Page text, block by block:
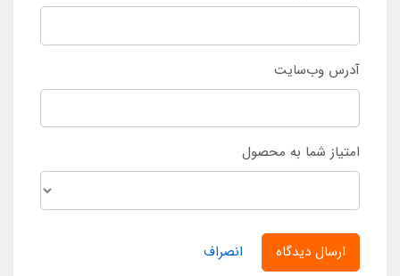
آدرس وب‌سایت
امتیاز شما به محصول
ارسال دیدگاه انصراف